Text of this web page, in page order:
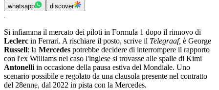
whatsapp discover
Si infiamma il mercato dei piloti in Formula 1 dopo il rinnovo di
Leclerc in Ferrari. A rischiare il posto, scrive il Telegraaf, è George
Russell: la Mercedes potrebbe decidere di interrompere il rapporto
con l'ex Williams nel caso l'inglese si trovasse alle spalle di Kimi
Antonelli in occasione della pausa estiva del Mondiale. Uno
scenario possibile e regolato da una clausola presente nel contratto
del 28enne, dal 2022 in pista con la Mercedes.